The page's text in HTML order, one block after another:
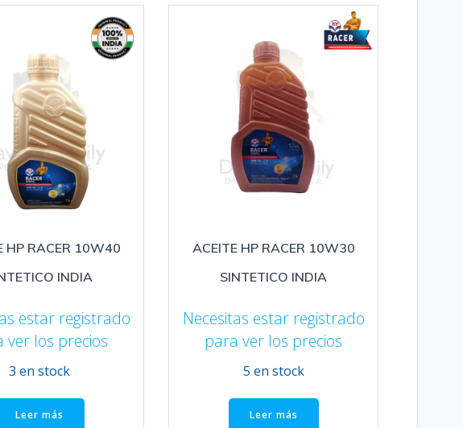
HP RACER 10W40
INDIA
estar registrado
ver los precios
3 en stock
Leer más
ACEITE HP RACER 10W30
SINTETICO INDIA
Necesitas estar registrado
para ver los precios
5 en stock
Leer más